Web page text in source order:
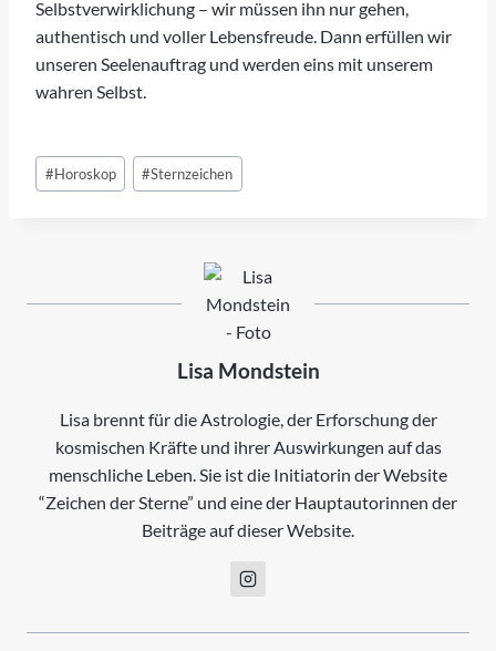
Selbstverwirklichung – wir müssen ihn nur gehen,
authentisch und voller Lebensfreude. Dann erfüllen wir
unseren Seelenauftrag und werden eins mit unserem
wahren Selbst.
Schlagworte:
#Horoskop #Sternzeichen
Lisa Mondstein
Lisa brennt für die Astrologie, der Erforschung der
kosmischen Kräfte und ihrer Auswirkungen auf das
menschliche Leben. Sie ist die Initiatorin der Website
“Zeichen der Sterne” und eine der Hauptautorinnen der
Beiträge auf dieser Website.